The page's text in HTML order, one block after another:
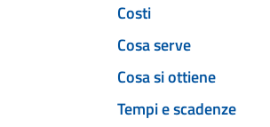
Costi
Cosa serve
Cosa si ottiene
Tempi e scadenze